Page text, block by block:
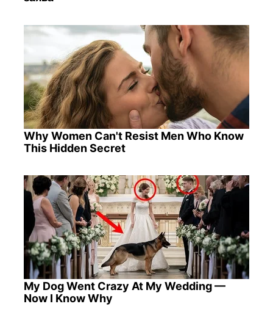
Why Women Can't Resist Men Who Know
This Hidden Secret
My Dog Went Crazy At My Wedding —
Now I Know Why